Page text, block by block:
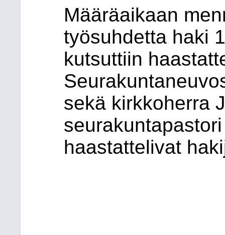
Määräaikaan
työsuhdetta haki
kutsuttiin
sekä kirkkoherra
haastattelivat